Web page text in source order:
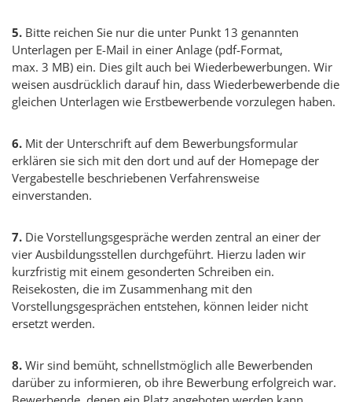
5. Bitte reichen Sie nur die unter Punkt 13 genannten
Unterlagen per E-Mail in einer Anlage (pdf-Format,
max. 3 MB) ein. Dies gilt auch bei Wiederbewerbungen. Wir
weisen ausdrücklich darauf hin, dass Wiederbewerbende die
gleichen Unterlagen wie Erstbewerbende vorzulegen haben.
6. Mit der Unterschrift auf dem Bewerbungsformular
erklären sie sich mit den dort und auf der Homepage der
Vergabestelle beschriebenen Verfahrensweise
einverstanden.
7. Die Vorstellungsgespräche werden zentral an einer der
vier Ausbildungsstellen durchgeführt. Hierzu laden wir
kurzfristig mit einem gesonderten Schreiben ein.
Reisekosten, die im Zusammenhang mit den
Vorstellungsgesprächen entstehen, können leider nicht
ersetzt werden.
8. Wir sind bemüht, schnellstmöglich alle Bewerbenden
darüber zu informieren, ob ihre Bewerbung erfolgreich war.